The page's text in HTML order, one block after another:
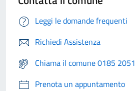
Leggi le domande frequenti
Richiedi Assistenza
Chiama il comune 0185 2051
Prenota un appuntamento